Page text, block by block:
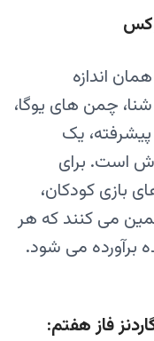
اندازه
چمن های یوگا،
یک
است. برای
بازی کودکان،
می‌ کنند که هر
برآورده می‌ شود.
فاز هفتم: